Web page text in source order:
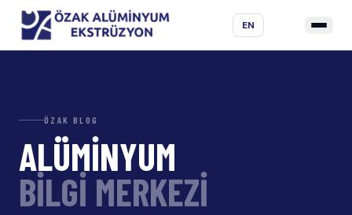
EN
ÖZAK BLOG
ALÜMİNYUM
BİLGİ MERKEZİ